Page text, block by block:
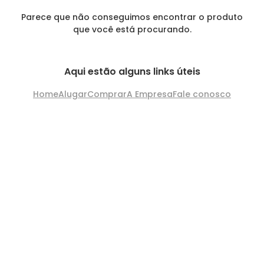
Parece que não conseguimos encontrar o produto
que você está procurando.
Aqui estão alguns links úteis
HomeAlugarComprarA EmpresaFale conosco